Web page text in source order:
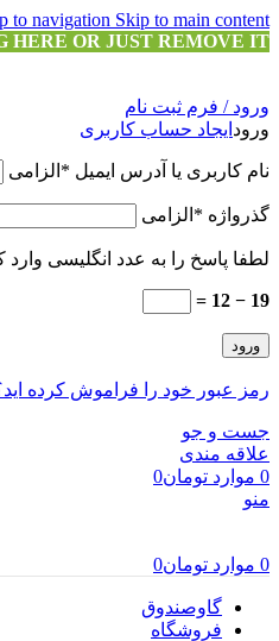
to navigation Skip to main content
HERE OR JUST REMOVE IT…
ورود / فرم ثبت نام
ورود ایجاد حساب کاربری
نام کاربری یا آدرس ایمیل * الزامی
گذرواژه * الزامی
لطفا پاسخ را به عدد انگلیسی وارد
19 − 12 =
ورود
رمز عبور خود را فراموش کرده
جست و جو
علاقه مندی
0 موارد تومان0
منو
0 موارد تومان0
گاوصندوق
فروشگاه